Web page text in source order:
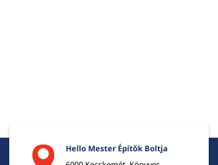
Hello Mester Építők Boltja